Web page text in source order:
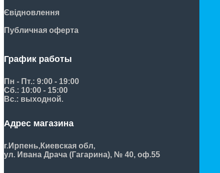
Євідновлення
Публичная оферта
График работы
Пн - Пт.: 9:00 - 19:00
Сб.: 10:00 - 15:00
Вс.: выходной.
Адрес магазина
г.Ирпень,Киевская обл,
ул. Ивана Драча (Гагарина), № 40, оф.55